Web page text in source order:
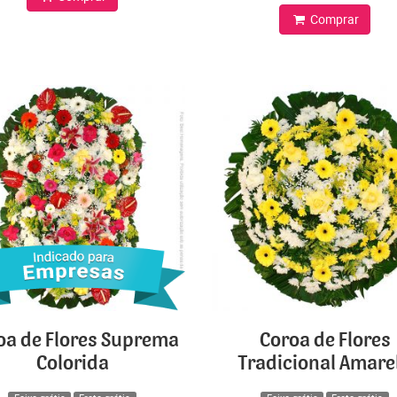
Comprar
de Flores Suprema
Colorida
Coroa de Flores
Tradicional